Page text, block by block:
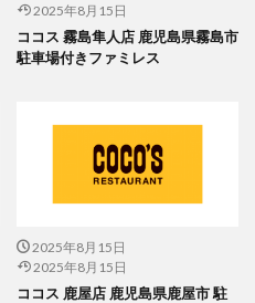
2025年8月15日
ココス 霧島隼人店 鹿児島県霧島市
駐車場付きファミレス
2025年8月15日
2025年8月15日
ココス 鹿屋店 鹿児島県鹿屋市 駐